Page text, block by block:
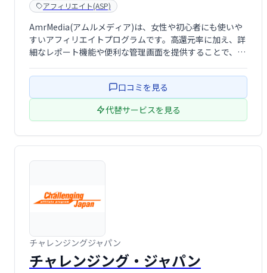
アフィリエイト(ASP)
AmrMedia(アムルメディア)は、女性や初心者にも使いや
すいアフィリエイトプログラムです。高還元率に加え、詳
細なレポート機能や便利な管理画面を提供することで、効
的なアフィリエイトサービスです。
口コミを見る
代替サービスを見る
チャレンジングジャパン
チャレンジング・ジャパン